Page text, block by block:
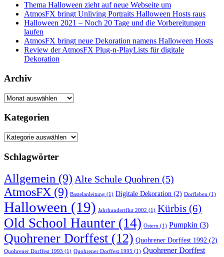
Thema Halloween zieht auf neue Webseite um
AtmosFX bringt Unliving Portraits Halloween Hosts raus
Halloween 2021 – Noch 20 Tage und die Vorbereitungen
laufen
AtmosFX bringt neue Dekoration namens Halloween Hosts
Review der AtmosFX Plug-n-PlayLists für digitale
Dekoration
Archiv
Archiv
Kategorien
Kategorien
Schlagwörter
Allgemein (9) Alte Schule Quohren (5)
AtmosFX (9) Bastelanleitung (1) Digitale Dekoration (2) Dorfleben (1)
Halloween (19) Jahrhundertflut 2002 (1) Kürbis (6)
Old School Haunter (14) Ostern (1) Pumpkin (3)
Quohrener Dorffest (12) Quohrener Dorffest 1992 (2)
Quohrener Dorffest 1993 (1) Quohrener Dorffest 1995 (1) Quohrener Dorffest